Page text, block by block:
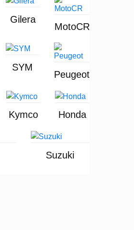
Gilera
MotoCR
SYM
Peugeot
Kymco Honda
Suzuki